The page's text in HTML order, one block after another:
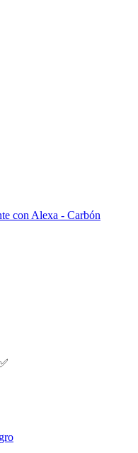
con Alexa - Carbón